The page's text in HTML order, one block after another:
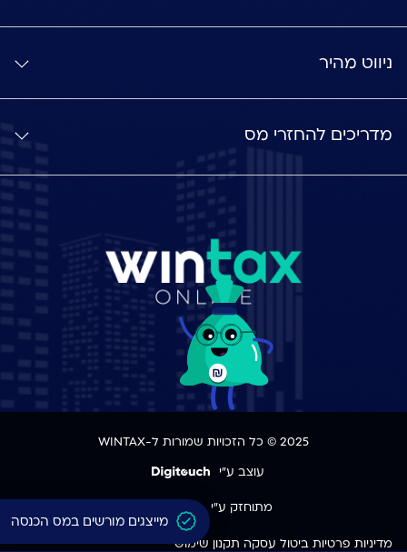
ניווט מהיר
מדריכים להחזרי מס
2025 © כל הזכויות שמורות ל-WINTAX
עוצב ע"י
מתוחזק ע"י
מדיניות פרטיות ביטול עסקה תקנון שימוש
מייצגים מורשים במס הכנסה